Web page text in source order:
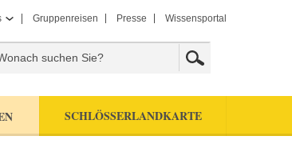
Gruppenreisen Presse Wissensportal
SCHLÖSSERLANDKARTE